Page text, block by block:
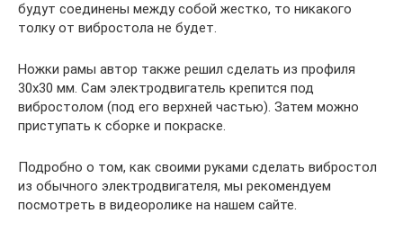
будут соединены между собой жестко, то никакого
толку от вибростола не будет.
Ножки рамы автор также решил сделать из профиля
30х30 мм. Сам электродвигатель крепится под
вибростолом (под его верхней частью). Затем можно
приступать к сборке и покраске.
Подробно о том, как своими руками сделать вибростол
из обычного электродвигателя, мы рекомендуем
посмотреть в видеоролике на нашем сайте.